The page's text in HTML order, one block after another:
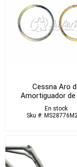
Cessna Aro
Amortiguador de
En stock
Sku #: